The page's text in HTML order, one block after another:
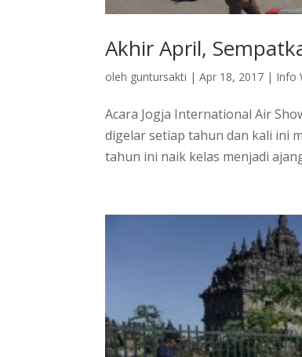
Akhir April,
oleh guntursakti |Apr 18, 2017 | Info
Acara Jogja International Air
digelar setiap tahun dan kali ini
tahun ini naik kelas menjadi